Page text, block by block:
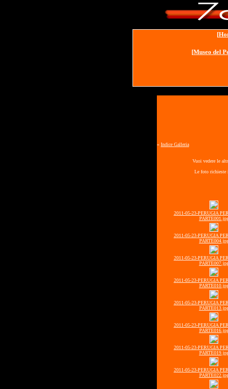
[
[Museo del
« Indice Galleria
Vuoi vedere le
Le foto
2011-05-23-PERUGIA
2011-05-23-PERUGIA
2011-05-23-PERUGIA
2011-05-23-PERUGIA
2011-05-23-PERUGIA
2011-05-23-PERUGIA
2011-05-23-PERUGIA
2011-05-23-PERUGIA